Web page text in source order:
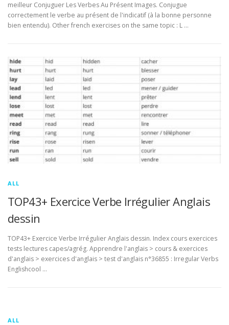
meilleur Conjuguer Les Verbes Au Présent Images. Conjugue
correctement le verbe au présent de l'indicatif (à la bonne personne
bien entendu). Other french exercises on the same topic : L …
ALL
TOP43+ Exercice Verbe Irrégulier Anglais
dessin
TOP43+ Exercice Verbe Irrégulier Anglais dessin. Index cours exercices
tests lectures capes/agrég. Apprendre l'anglais > cours & exercices
d'anglais > exercices d'anglais > test d'anglais n°36855 : Irregular Verbs
Englishcool …
ALL